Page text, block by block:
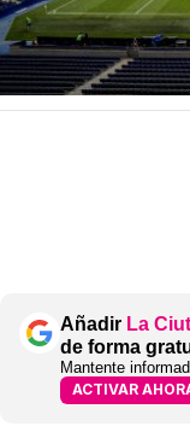
Añadir La
de forma
Mantente
ACTIVAR